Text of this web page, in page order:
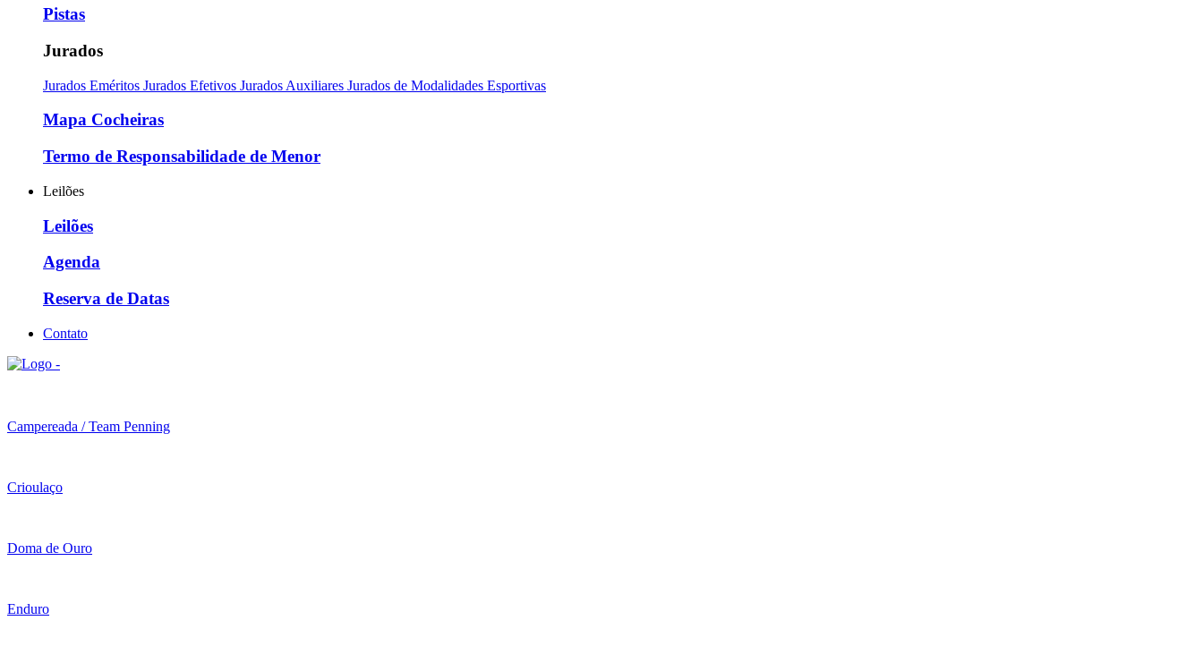
Pistas
Jurados
Jurados Eméritos Jurados Efetivos Jurados Auxiliares Jurados de Modalidades Esportivas
Mapa Cocheiras
Termo de Responsabilidade de Menor
Leilões
Leilões
Agenda
Reserva de Datas
Contato
Campereada / Team Penning
Crioulaço
Doma de Ouro
Enduro